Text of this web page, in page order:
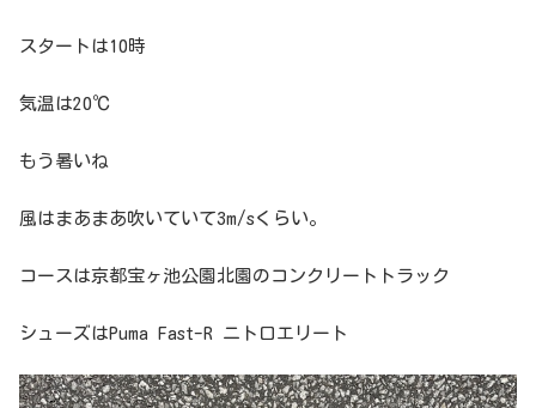
スタートは10時
気温は20℃
もう暑いね
風はまあまあ吹いていて3m/sくらい。
コースは京都宝ヶ池公園北園のコンクリートトラック
シューズはPuma Fast-R ニトロエリート